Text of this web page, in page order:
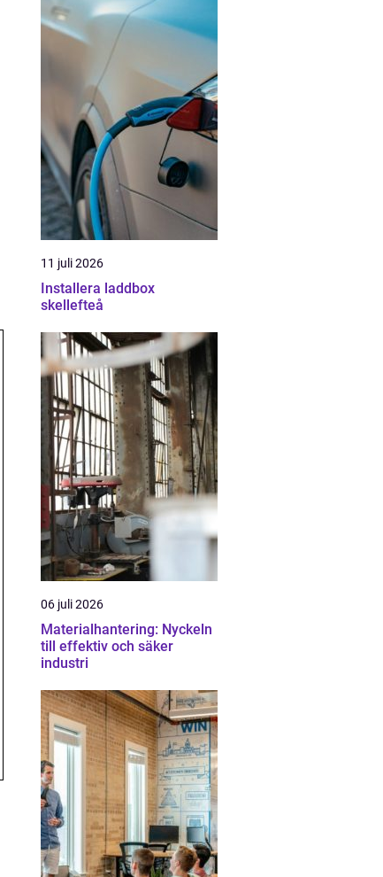
11 juli 2026
Installera laddbox
skellefteå
06 juli 2026
Materialhantering: Nyckeln
till effektiv och säker
industri